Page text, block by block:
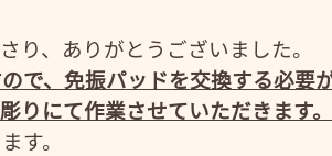
り、ありがとうございました。
で、免振パッドを交換する必要
りにて作業させていただきます。
す。